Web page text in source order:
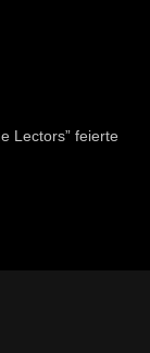
Lectors” feierte